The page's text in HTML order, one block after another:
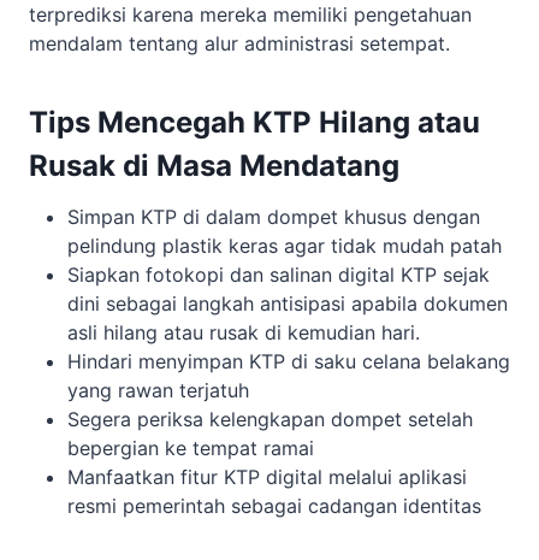
terprediksi karena mereka memiliki pengetahuan
mendalam tentang alur administrasi setempat.
Tips Mencegah KTP Hilang atau
Rusak di Masa Mendatang
Simpan KTP di dalam dompet khusus dengan
pelindung plastik keras agar tidak mudah patah
Siapkan fotokopi dan salinan digital KTP sejak
dini sebagai langkah antisipasi apabila dokumen
asli hilang atau rusak di kemudian hari.
Hindari menyimpan KTP di saku celana belakang
yang rawan terjatuh
Segera periksa kelengkapan dompet setelah
bepergian ke tempat ramai
Manfaatkan fitur KTP digital melalui aplikasi
resmi pemerintah sebagai cadangan identitas